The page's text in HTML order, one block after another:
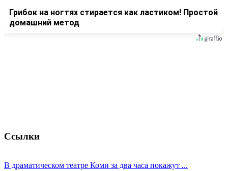
Грибок на ногтях стирается как ластиком! Простой
домашний метод
Ссылки
В драматическом театре Коми за два часа покажут ...